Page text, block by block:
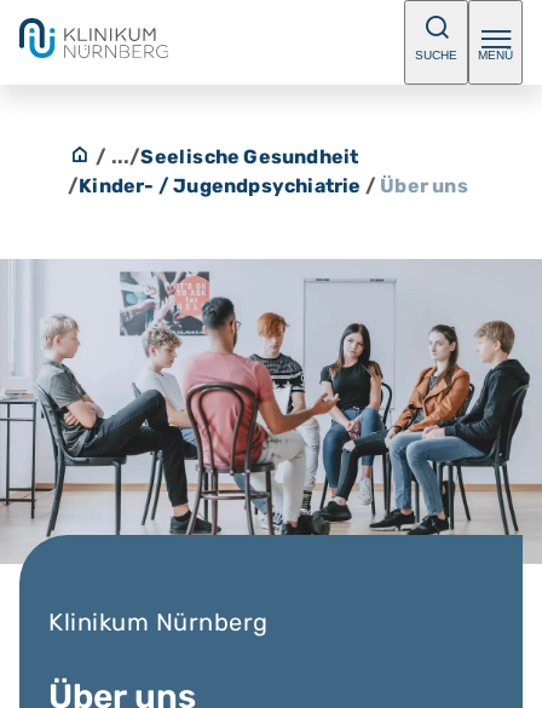
SUCHE MENÜ
/ .../Seelische Gesundheit
/Kinder- / Jugendpsychiatrie / Über uns
Klinikum Nürnberg
Über uns